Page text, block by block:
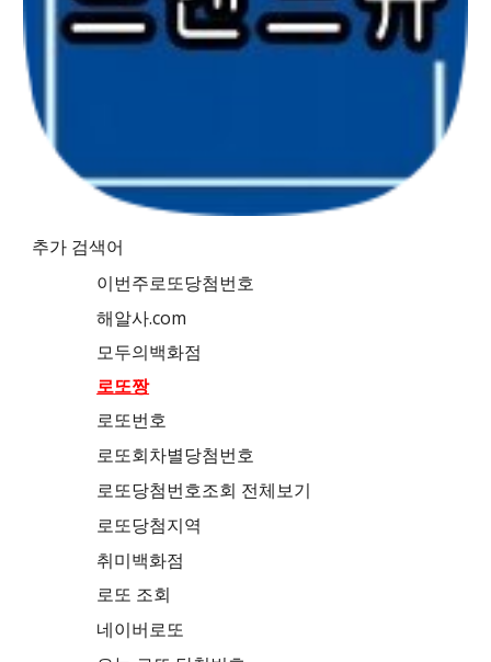
추가 검색어
이번주로또당첨번호
해알사.com
모두의백화점
로또짱
로또번호
로또회차별당첨번호
로또당첨번호조회 전체보기
로또당첨지역
취미백화점
로또 조회
네이버로또